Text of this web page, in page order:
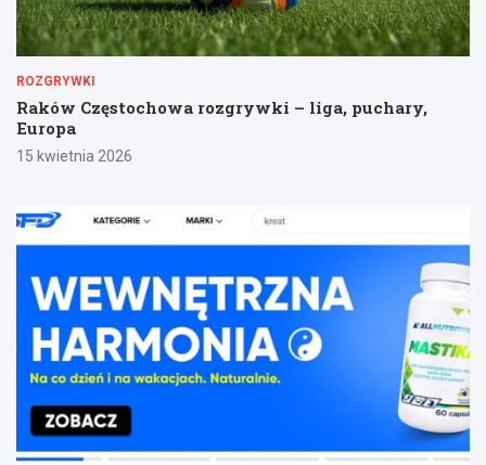
ROZGRYWKI
Raków Częstochowa rozgrywki – liga, puchary,
Europa
15 kwietnia 2026